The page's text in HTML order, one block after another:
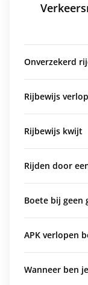
Onverzekerd
Rijbewijs
Rijbewijs kwijt
Rijden door
Boete bij geen
APK verlopen
Wanneer ben